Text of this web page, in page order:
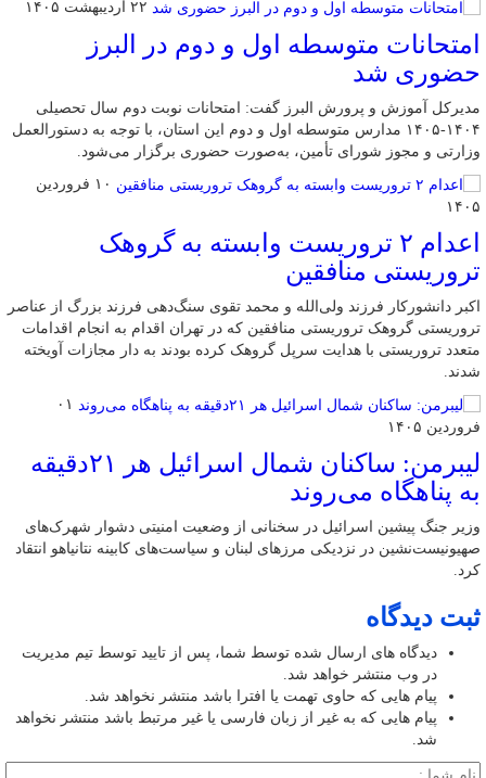
۲۲ اردیبهشت ۱۴۰۵
امتحانات متوسطه اول و دوم در البرز
حضوری شد
مدیرکل آموزش و پرورش البرز گفت: امتحانات نوبت دوم سال تحصیلی
۱۴۰۴-۱۴۰۵ مدارس متوسطه اول و دوم این استان، با توجه به دستورالعمل
وزارتی و مجوز شورای تأمین، به‌صورت حضوری برگزار می‌شود.
۱۰ فروردین
۱۴۰۵
اعدام ۲ تروریست وابسته به گروهک
تروریستی منافقین
اکبر دانشورکار فرزند ولی‌الله و محمد تقوی سنگ‌دهی فرزند بزرگ از عناصر
تروریستی گروهک تروریستی منافقین که در تهران اقدام به انجام اقدامات
متعدد تروریستی با هدایت سرپل گروهک کرده بودند به دار مجازات آویخته
شدند.
۰۱
فروردین ۱۴۰۵
لیبرمن: ساکنان شمال اسرائیل هر ۲۱دقیقه
به پناهگاه می‌روند
وزیر جنگ پیشین اسرائیل در سخنانی از وضعیت امنیتی دشوار شهرک‌های
صهیونیست‌نشین در نزدیکی مرزهای لبنان و سیاست‌های کابینه نتانیاهو انتقاد
کرد.
ثبت دیدگاه
دیدگاه های ارسال شده توسط شما، پس از تایید توسط تیم مدیریت
در وب منتشر خواهد شد.
پیام هایی که حاوی تهمت یا افترا باشد منتشر نخواهد شد.
پیام هایی که به غیر از زبان فارسی یا غیر مرتبط باشد منتشر نخواهد
شد.